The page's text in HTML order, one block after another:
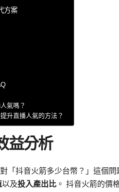
方案
氣嗎？
升直播人氣的方法？
益分析
「抖音火箭多少台幣？」這個
以及投入產出比 。 抖音火箭的價